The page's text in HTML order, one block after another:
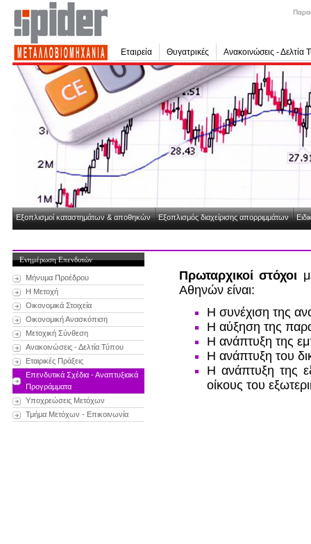
Εταιρεία Θυγατρικές Ανακοινώσεις - Δελτία
Εξοπλισμοί καταστημάτων & αποθηκών Εξοπλισμός διαχείρισης απορριμμάτων
Ενημέρωση Επενδυτών
Μήνυμα Προέδρου
Η Μετοχή
Οικονομικά Στοιχεία
Οικονομική Ανασκόπιση
Μετοχική Σύνθεση
Ανακοινώσεις - Δελτία Τύπου
Εταιρικές Πράξεις
Επενδυτικά Σχέδια - Αναπτυξιακά
Προγράμματα
Υποχρεώσεις Μετόχων
Τμήμα Μετόχων - Επικοινωνία
Πρωταρχικοί στόχοι
Αθηνών είναι:
Η συνέχιση της
Η αύξηση της
Η ανάπτυξη της
Η ανάπτυξη του
Η ανάπτυξη της
οίκους του